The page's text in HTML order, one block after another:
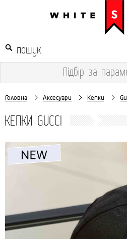
Підбір за
Головна Аксесуари Кепки
КЕПКИ GUCCI